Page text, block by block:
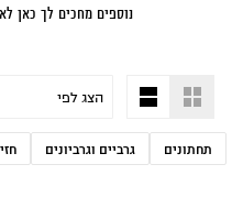
נוספים מחכים לך כאן
תחתונים גרביים וגרביונים